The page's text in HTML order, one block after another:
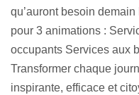
qu’auront besoin
pour 3 animations :
occupants Services aux
Transformer chaque
inspirante, efficace et